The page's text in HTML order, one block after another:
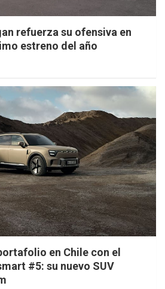
refuerza su ofensiva en
estreno del año
en Chile con el
#5: su nuevo SUV